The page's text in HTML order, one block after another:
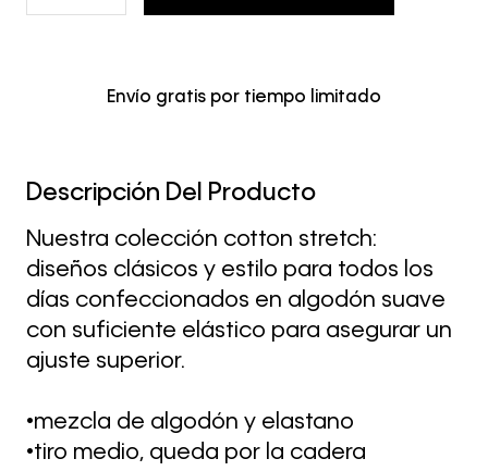
Envío gratis por tiempo limitado
Descripción Del Producto
Nuestra colección cotton stretch:
diseños clásicos y estilo para todos los
días confeccionados en algodón suave
con suficiente elástico para asegurar un
ajuste superior.
•mezcla de algodón y elastano
•tiro medio, queda por la cadera